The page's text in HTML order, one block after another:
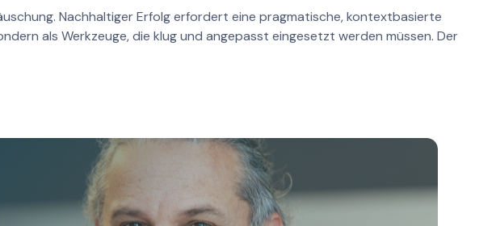
Nachhaltiger Erfolg erfordert eine pragmatische, kontextbasierte
als Werkzeuge, die klug und angepasst eingesetzt werden müssen. Der